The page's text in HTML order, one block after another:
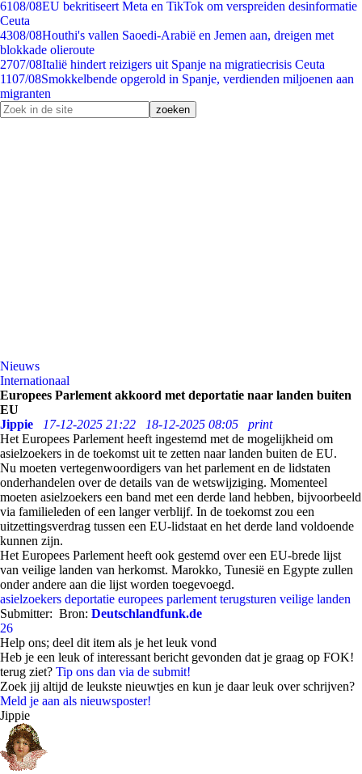
6108/08EU bekritiseert Meta en TikTok om verspreiden desinformatie
Ceuta
4308/08Houthi's vallen Saoedi-Arabië en Jemen aan, dreigen met
blokkade olieroute
2707/08Italië hindert reizigers uit Spanje na migratiecrisis Ceuta
1107/08Smokkelbende opgerold in Spanje, verdienden miljoenen aan
migranten
Nieuws
Internationaal
Europees Parlement akkoord met deportatie naar landen buiten
EU
Jippie
17-12-2025 21:22 18-12-2025 08:05
print
Het Europees Parlement heeft ingestemd met de mogelijkheid om
asielzoekers in de toekomst uit te zetten naar landen buiten de EU.
Nu moeten vertegenwoordigers van het parlement en de lidstaten
onderhandelen over de details van de wetswijziging. Momenteel
moeten asielzoekers een band met een derde land hebben, bijvoorbeeld
via familieleden of een langer verblijf. In de toekomst zou een
uitzettingsverdrag tussen een EU-lidstaat en het derde land voldoende
kunnen zijn.
Het Europees Parlement heeft ook gestemd over een EU-brede lijst
van veilige landen van herkomst. Marokko, Tunesië en Egypte zullen
onder andere aan die lijst worden toegevoegd.
asielzoekers deportatie europees parlement terugsturen veilige landen
Submitter: Bron: Deutschlandfunk.de
26
Help ons; deel dit item als je het leuk vond
Heb je een leuk of interessant bericht gevonden dat je graag op FOK!
terug ziet? Tip ons dan via de submit!
Zoek jij altijd de leukste nieuwtjes en kun je daar leuk over schrijven?
Meld je aan als nieuwsposter!
Jippie